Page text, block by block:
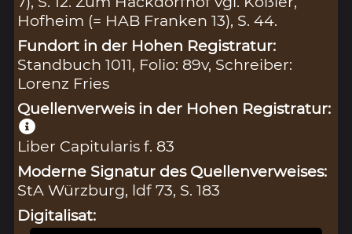
Hofheim (= HAB Franken 13), S. 44.
Fundort in der Hohen Registratur:
Standbuch 1011, Folio: 89v, Schreiber:
Lorenz Fries
Quellenverweis in der Hohen Registratur:
Liber Capitularis f. 83
Moderne Signatur des Quellenverweises:
StA Würzburg, ldf 73, S. 183
Digitalisat: